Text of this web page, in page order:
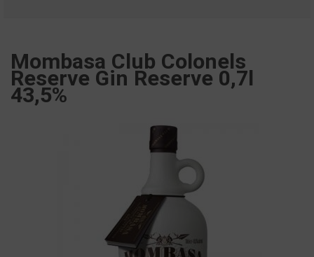
Mombasa Club Colonels
Reserve Gin Reserve 0,7l
43,5%